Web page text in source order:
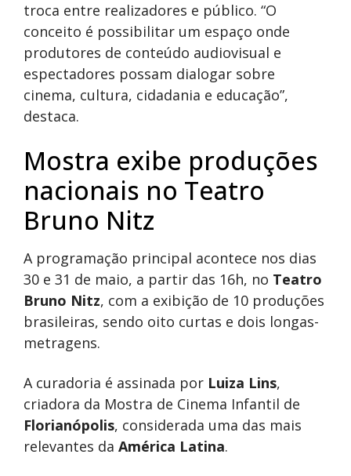
troca entre realizadores e público. “O
conceito é possibilitar um espaço onde
produtores de conteúdo audiovisual e
espectadores possam dialogar sobre
cinema, cultura, cidadania e educação”,
destaca.
Mostra exibe produções
nacionais no Teatro
Bruno Nitz
A programação principal acontece nos dias
30 e 31 de maio, a partir das 16h, no Teatro
Bruno Nitz, com a exibição de 10 produções
brasileiras, sendo oito curtas e dois longas-
metragens.
A curadoria é assinada por Luiza Lins,
criadora da Mostra de Cinema Infantil de
Florianópolis, considerada uma das mais
relevantes da América Latina.